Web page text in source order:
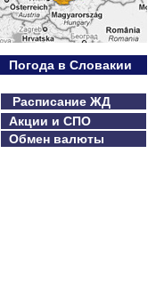
Погода в Словакии
Расписание ЖД
Акции и СПО
Обмен валюты